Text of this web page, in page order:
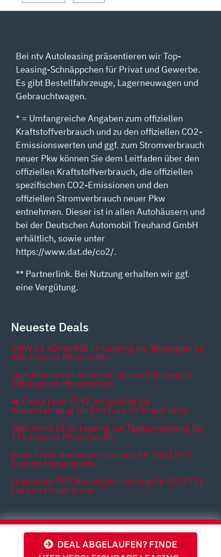
DEAL ABGELAUFEN? FINDE
Bei ntv Autoleasing präsentieren wir Top-
Leasing-Schnäppchen für Privat und Gewerbe.
Es gibt Bestellfahrzeuge, Lagerneuwagen und
Gebrauchtwagen.
* = Umfangreiche Angaben zum offiziellen
Kraftstoffverbrauch und zu den offiziellen CO2-
Emissionswerten und ggf. zum Stromverbrauch
neuer Pkw können Sie dem Leitfaden über den
offiziellen Kraftstoffverbrauch, die offiziellen
spezifischen CO2-Emissionen und den
offiziellen Stromverbrauch neuer Pkw
entnehmen. Dieser ist in allen Autohäusern und
bei der Deutschen Automobil Treuhand GmbH
erhältlich, sowie unter
https://www.dat.de/co2/.
** Partnerlink. Bei Nutzung erhalten wir ggf.
eine Vergütung.
Neueste Deals
BMW X3 xDrive40d im Leasing als Neuwagen ab
485 Euro im Monat netto
Opel Mokka im Leasing als Vorlauffahrzeug für
200 Euro im Monat brutto
🔥 Cupra Leon ST VZ im Leasing als
Vorlauffahrzeug für 199 Euro im Monat netto
Opel Astra ST im Leasing als Tageszulassung für
135 Euro im Monat brutto
Volvo EX30 Neuwagen-Leasing für 258 [397]
Euro im Monat brutto
Leapmotor T03 Neuwagen-Leasing für 62 [173]
Euro im Monat brutto